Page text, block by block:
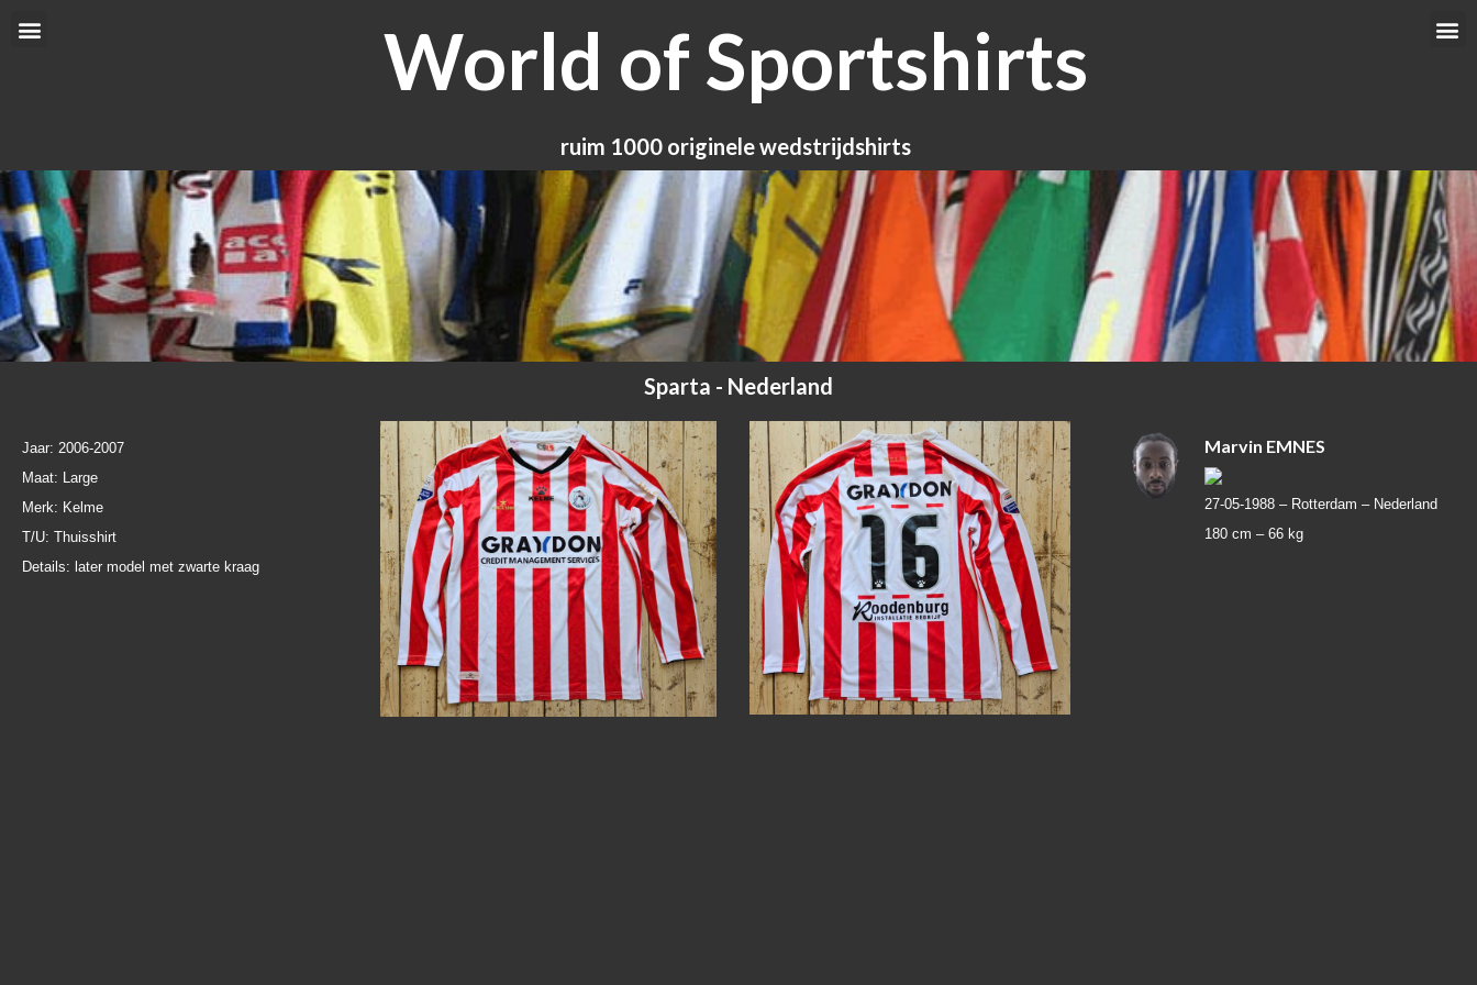
naarMenu World of Sportshirts
ruim 1000 originele wedstrijdshirts
Sparta - Nederland
Jaar: 2006-2007
Maat: Large
Merk: Kelme
T/U: Thuisshirt
Details: later model met zwarte kraag
Marvin EMNES
27-05-1988 – Rotterdam – Nederland
180 cm – 66 kg